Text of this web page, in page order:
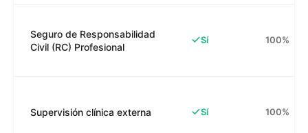
Seguro de Responsabilidad
Civil (RC) Profesional
Sí 100%
Supervisión clínica externa Sí 100%